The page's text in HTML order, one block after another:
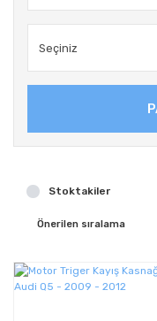
Stoktakiler